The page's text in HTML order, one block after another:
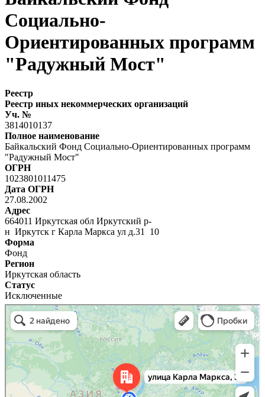
Социально-
Ориентированных программ
"Радужный Мост"
Реестр
Реестр иных некоммерческих организаций
Уч. №
3814010137
Полное наименование
Байкальский Фонд Социально-Ориентированных программ
"Радужный Мост"
ОГРН
1023801011475
Дата ОГРН
27.08.2002
Адрес
664011 Иркутская обл Иркутский р-
н Иркутск г Карла Маркса ул д.31 10
Форма
Фонд
Регион
Иркутская область
Статус
Исключенные